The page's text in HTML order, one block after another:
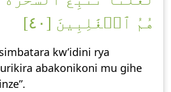
هُمُ ٱلۡغَٰلِبِينَ [٤٠]
kw’idini rya
abakonikoni mu gihe